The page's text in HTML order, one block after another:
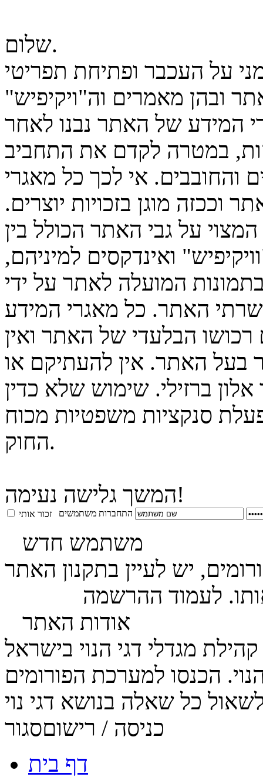
שלום.
על העכבר ופתיחת תפריטי
ובהן מאמרים וה"ויקיפיש"
המידע של האתר נבנו לאחר
במטרה לקדם את התחביב
והחובבים. אי לכך כל מאגרי
וככזה מוגן בזכויות יוצרים.
על גבי האתר הכולל בין
ואינדקסים למיניהם,
המועלה לאתר על ידי
שרתי האתר. כל מאגרי המידע
הבלעדי של האתר ואין
בעל האתר. אין להעתיקם או
ברזילי. שימוש שלא כדין
סנקציות משפטיות מכוח
החוק.
המשך גלישה נעימה!
התחברות משתמשים זכור אותי
משתמש חדש
יש לעיין בתקנון האתר
לעמוד ההרשמה
אודות האתר
הכנסו למערכת הפורומים
כניסה / רישוםסגור
דף בית